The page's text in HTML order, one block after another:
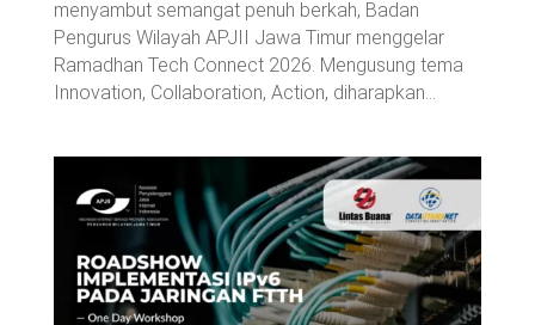
menyambut semangat penuh berkah, Badan
Pengurus Wilayah APJII Jawa Timur menggelar
Ramadhan Tech Connect 2026. Mengusung tema
Innovation, Collaboration, Action, diharapkan...